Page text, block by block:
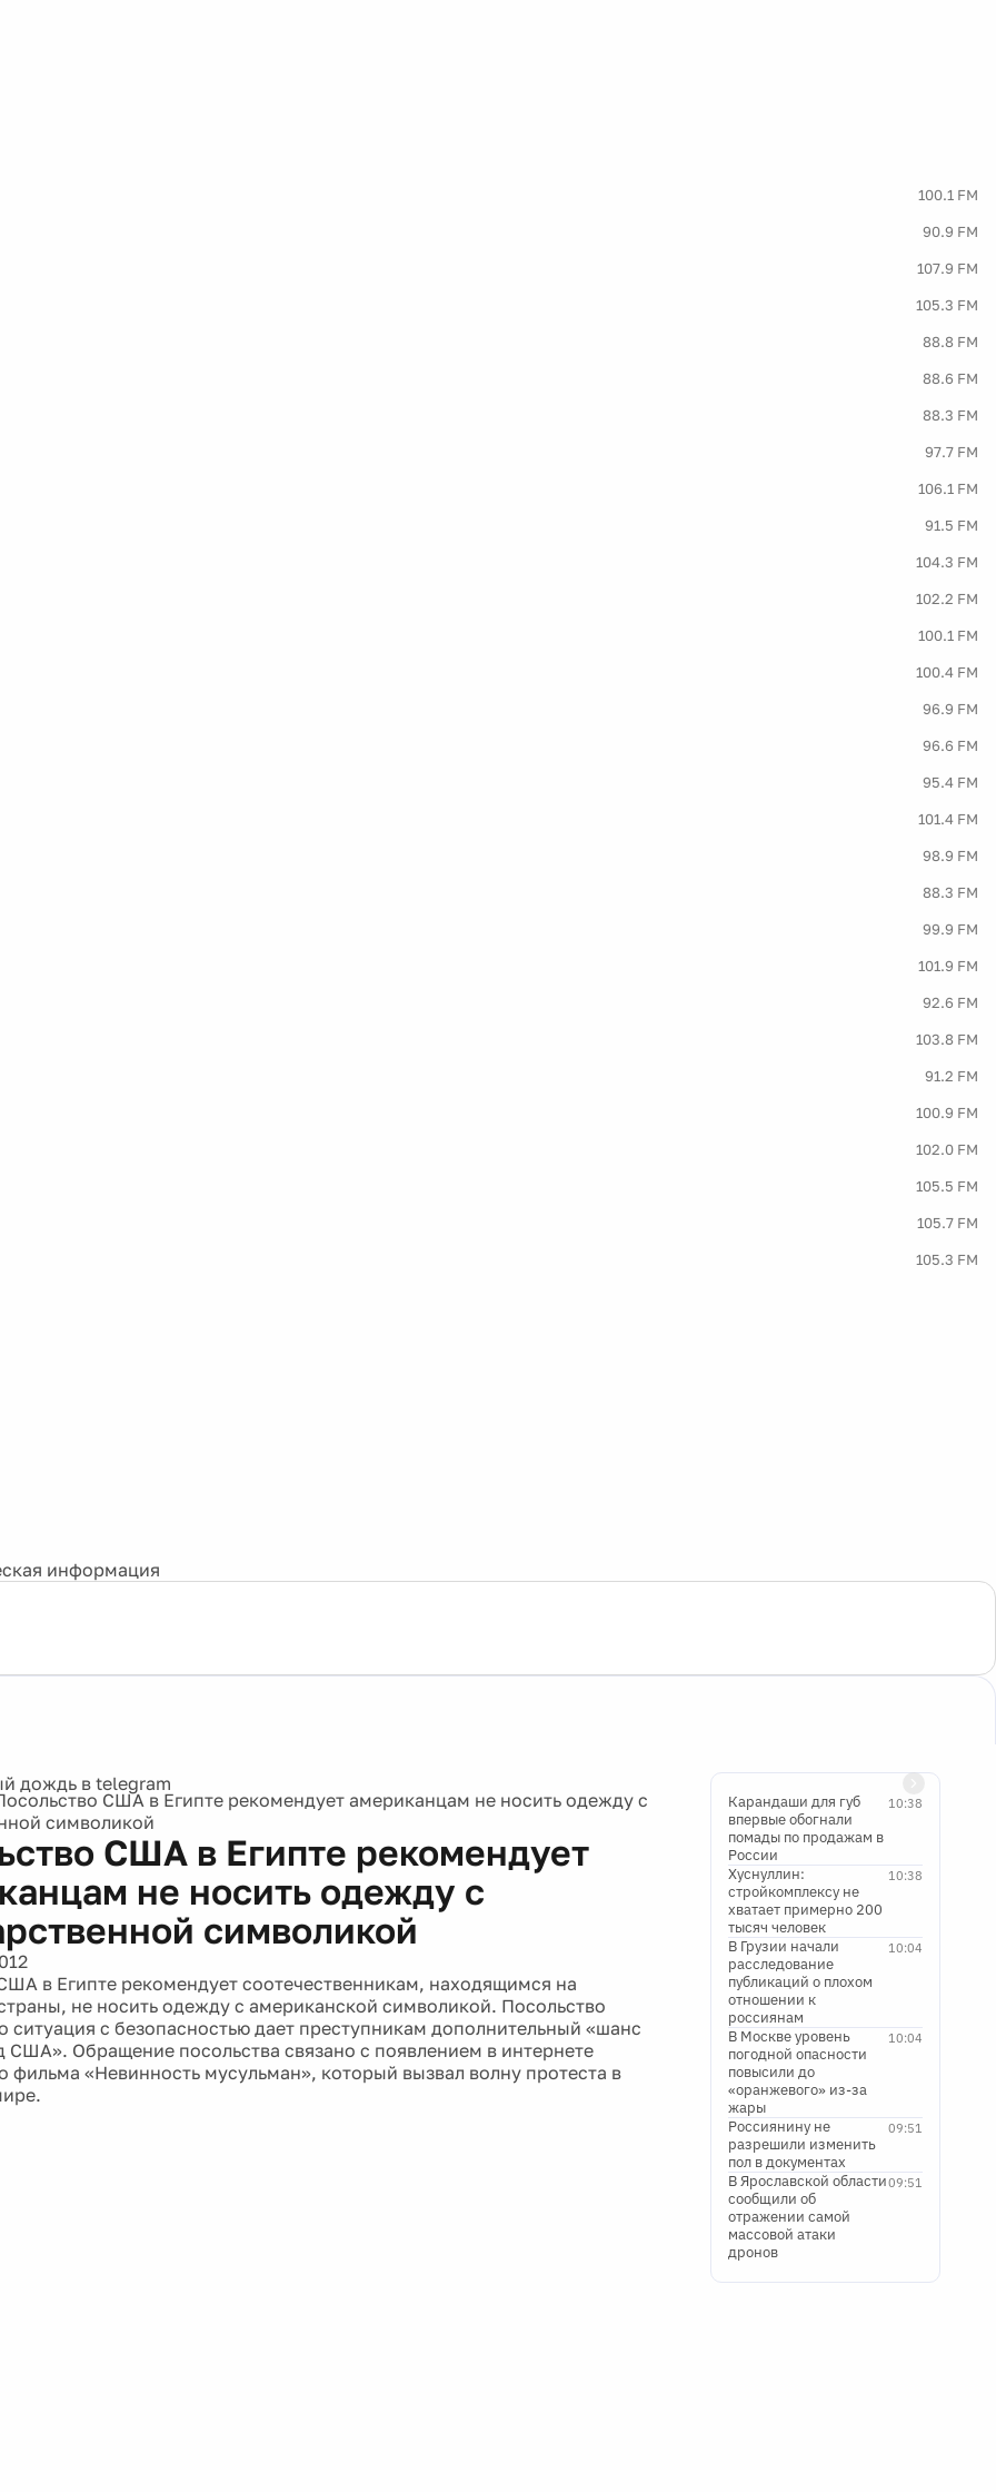
100.1 FM
90.9 FM
107.9 FM
105.3 FM
88.8 FM
88.6 FM
88.3 FM
97.7 FM
106.1 FM
91.5 FM
104.3 FM
102.2 FM
100.1 FM
100.4 FM
96.9 FM
96.6 FM
95.4 FM
101.4 FM
98.9 FM
88.3 FM
99.9 FM
101.9 FM
92.6 FM
103.8 FM
91.2 FM
100.9 FM
102.0 FM
105.5 FM
105.7 FM
105.3 FM
информация
США в Египте рекомендует американцам не носить одежду с
символикой
США в Египте рекомендует
не носить одежду с
символикой
в Египте рекомендует соотечественникам, находящимся на
не носить одежду с американской символикой. Посольство
ситуация с безопасностью дает преступникам дополнительный «шанс
США». Обращение посольства связано с появлением в интернете
фильма «Невинность мусульман», который вызвал волну протеста в
10:38
Карандаши для губ
впервые обогнали
помады по продажам в
России
10:38
Хуснуллин:
стройкомплексу не
хватает примерно 200
тысяч человек
10:04
В Грузии начали
расследование
публикаций о плохом
отношении к
россиянам
10:04
В Москве уровень
погодной опасности
повысили до
«оранжевого» из-за
жары
09:51
Россиянину не
разрешили изменить
пол в документах
09:51
В Ярославской области
сообщили об
отражении самой
массовой атаки
дронов